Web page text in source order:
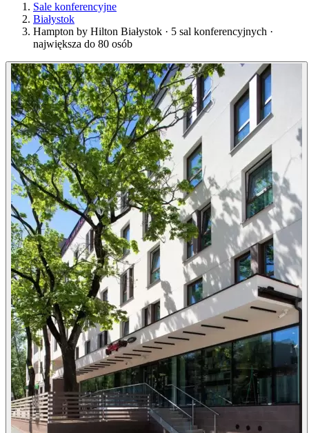
Sale konferencyjne
Białystok
Hampton by Hilton Białystok · 5 sal konferencyjnych ·
największa do 80 osób